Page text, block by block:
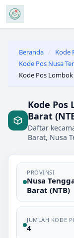
Beranda / Kode
Kode Pos Nusa
Kode Pos
Kode Pos
Barat
Daftar
Barat, Nusa
PROVINSI
Nusa
Barat (NTB)
JUMLAH KODE
4